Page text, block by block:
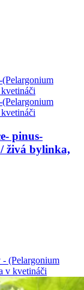
pinus-
živá bylinka,